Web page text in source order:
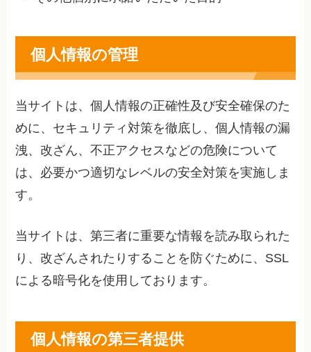
個人情報の管理
当サイトは、個人情報の正確性及び安全確保のた
めに、セキュリティ対策を徹底し、個人情報の漏
洩、改ざん、不正アクセスなどの危険について
は、必要かつ適切なレベルの安全対策を実施しま
す。
当サイトは、第三者に重要な情報を読み取られた
り、改ざんされたりすることを防ぐために、SSL
による暗号化を使用しております。
個人情報の第三者提供